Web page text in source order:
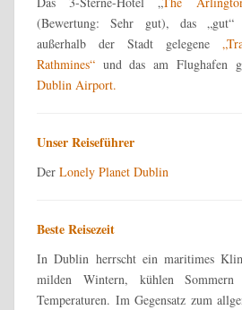
(Bewertung: Sehr gut), das „gut“
außerhalb der Stadt gelegene
Rathmines“ und das am Flughafen
Dublin Airport.
Unser Reiseführer
Der Lonely Planet Dublin
Beste Reisezeit
In Dublin herrscht ein maritimes
milden Wintern, kühlen
Temperaturen. Im Gegensatz zum